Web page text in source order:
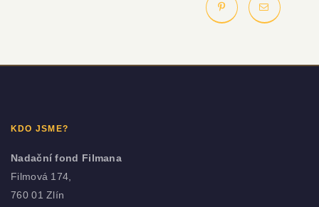
KDO JSME?
Nadační fond Filmana
Filmová 174,
760 01 Zlín